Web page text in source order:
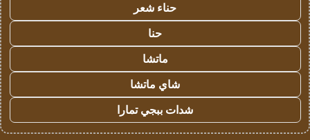
حناء شعر
حنا
ماتشا
شاي ماتشا
شدات ببجي تمارا